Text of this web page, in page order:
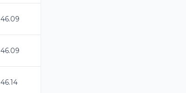
46.09
46.09
46.14